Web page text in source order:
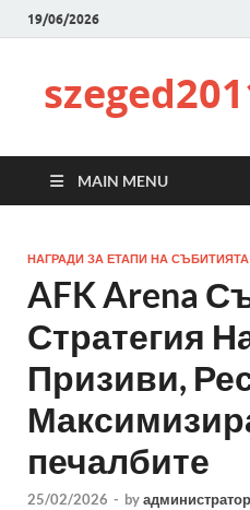
19/06/2026
MAIN MENU
НАГРАДИ ЗА ЕТАПИ НА СЪБИТИЯТА
AFK Arena
Стратегия
Призиви,
печалбите
25/02/2026 - byадминистратор